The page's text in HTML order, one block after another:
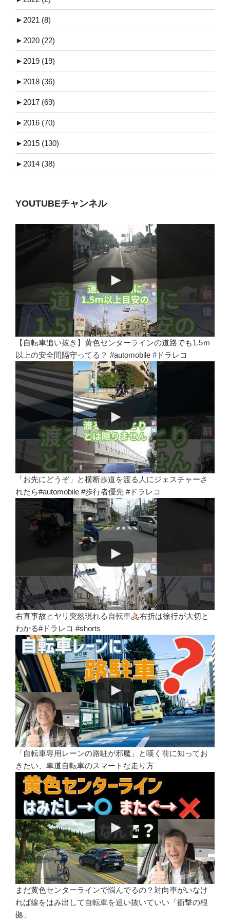
► 2021 (8)
► 2020 (22)
► 2019 (19)
► 2018 (36)
► 2017 (69)
► 2016 (70)
► 2015 (130)
► 2014 (38)
YOUTUBEチャンネル
【自転車追い抜き】黄色センターラインの道路でも1.5ｍ
以上の安全間隔守ってる？ #automobile #ドラレコ
「お先にどうぞ」と横断歩道を渡る人にジェスチャーさ
れたら#automobile #歩行者優先 #ドラレコ
右直事故ヒヤリ突然現れる自転車
右折は徐行が大切と
わかる#ドラレコ #shorts
「自転車専用レーンの路駐が邪魔」と嘆く前に知ってお
きたい、車道自転車のスマートな走り方
まだ黄色センターラインで悩んでるの？対向車がいなけ
れば線をはみ出して自転車を追い抜いていい「衝撃の根
拠」